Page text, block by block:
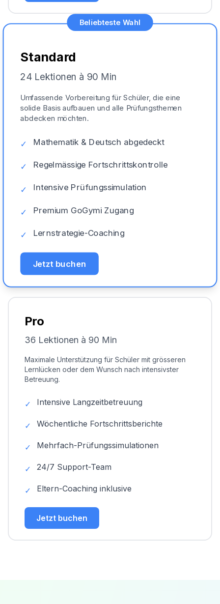
Beliebteste Wahl
Standard
24 Lektionen à 90 Min
Umfassende Vorbereitung für Schüler, die eine
solide Basis aufbauen und alle Prüfungsthemen
abdecken möchten.
✓ Mathematik & Deutsch abgedeckt
✓ Regelmässige Fortschrittskontrolle
✓ Intensive Prüfungssimulation
✓ Premium GoGymi Zugang
✓ Lernstrategie-Coaching
Jetzt buchen
Pro
36 Lektionen à 90 Min
Maximale Unterstützung für Schüler mit grösseren
Lernlücken oder dem Wunsch nach intensivster
Betreuung.
✓ Intensive Langzeitbetreuung
✓ Wöchentliche Fortschrittsberichte
✓ Mehrfach-Prüfungssimulationen
✓ 24/7 Support-Team
✓ Eltern-Coaching inklusive
Jetzt buchen